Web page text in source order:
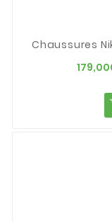
Chaussures